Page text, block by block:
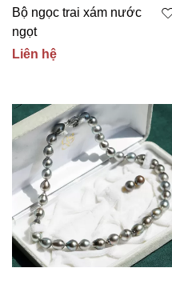
Bộ ngọc trai xám nước
ngọt
Liên hệ